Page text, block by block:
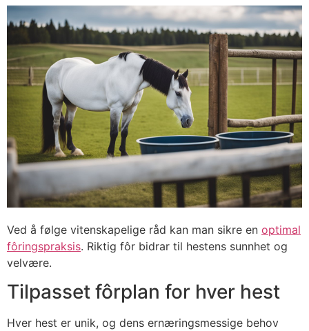
Ved å følge vitenskapelige råd kan man sikre en optimal
fôringspraksis. Riktig fôr bidrar til hestens sunnhet og
velvære.
Tilpasset fôrplan for hver hest
Hver hest er unik, og dens ernæringsmessige behov